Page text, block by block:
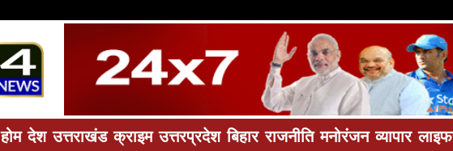
होम देश उत्तराखंड क्राइम उत्तरप्रदेश बिहार राजनीति मनोरंजन व्यापार